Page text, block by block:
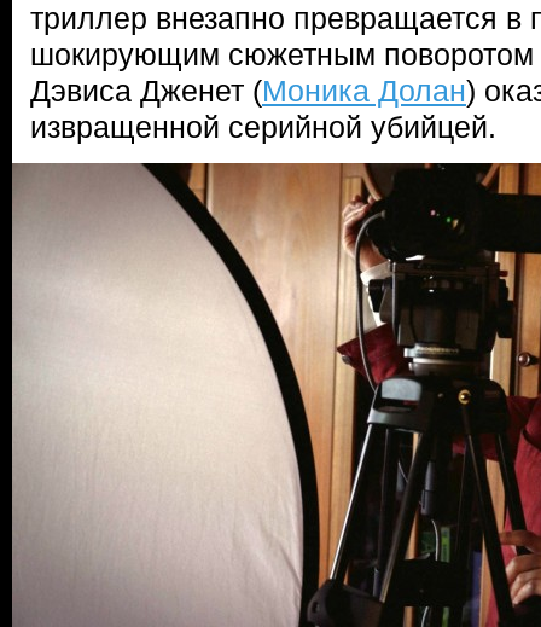
триллер внезапно превращается в
шокирующим сюжетным
Дэвиса Дженет (Моника Долан)
извращенной серийной убийцей.